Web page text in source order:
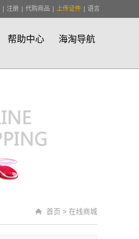
注册 代购商品 上传证件 语言
帮助中心 海淘导航
首页 > 在线商城